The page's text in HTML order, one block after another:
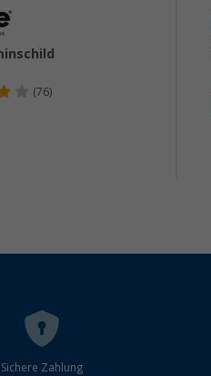
(76)
Sichere Zahlung